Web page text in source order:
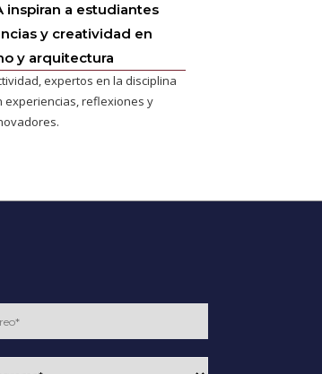
inspiran a estudiantes
y creatividad en
y arquitectura
expertos en la disciplina
experiencias, reflexiones y